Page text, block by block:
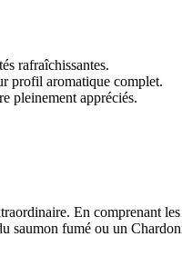
rafraîchissantes.
profil aromatique complet.
pleinement appréciés.
En comprenant
saumon fumé ou un